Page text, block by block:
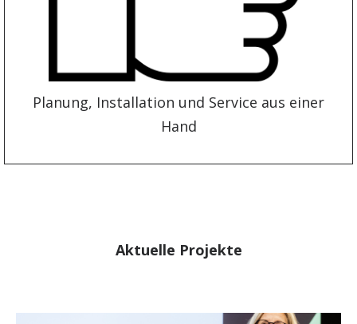
Planung, Installation und Service aus einer
Hand
Aktuelle Projekte